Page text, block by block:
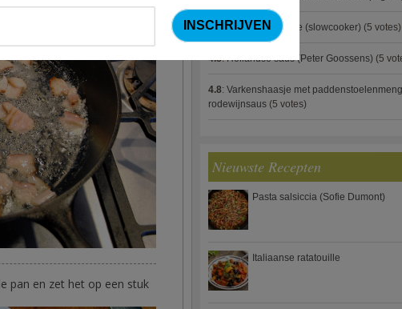
pan en zet het op een stuk
4.8:Linzenbolognese (slowcooker) (5 votes)
4.8:Hollandse saus (Peter Goossens) (5
4.8: Varkenshaasje met
rodewijnsaus (5 votes)
Nieuwste Recepten
Pasta salsiccia (Sofie Dumont)
Italiaanse ratatouille